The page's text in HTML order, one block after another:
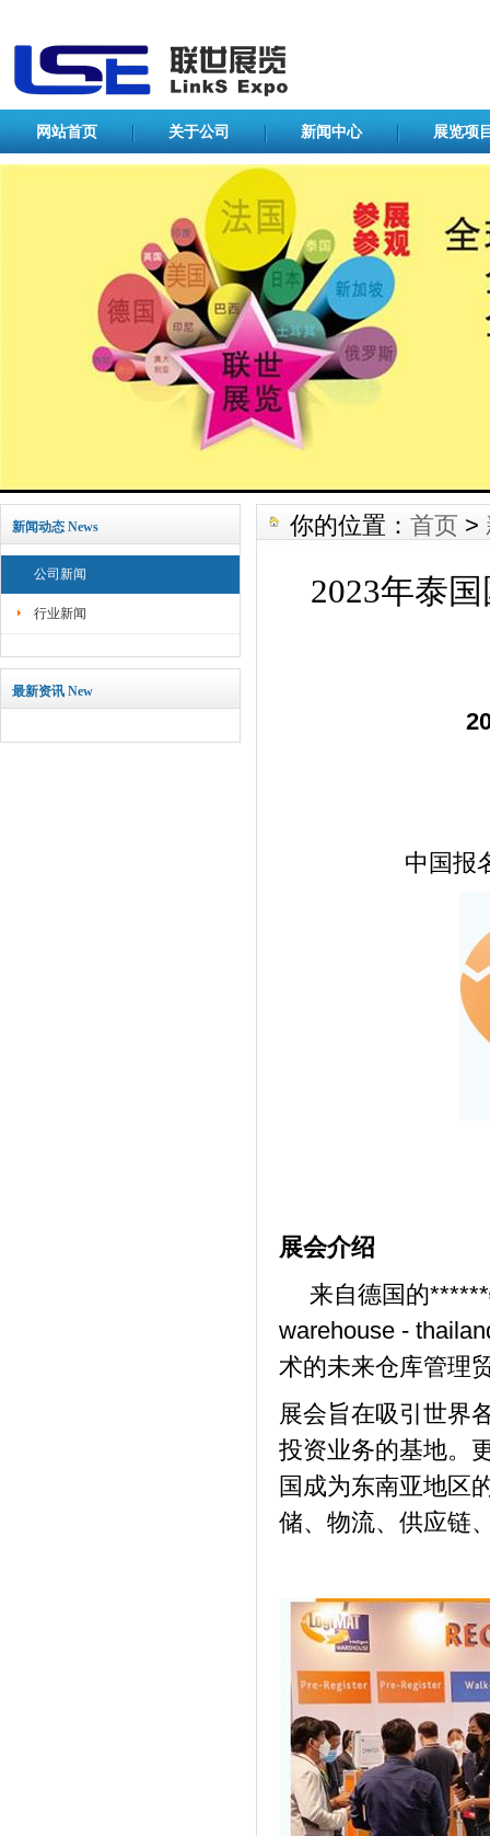
网站首页 关于公司 新闻中心 展览项
新闻动态 News
公司新闻
行业新闻
最新资讯 New
你的位置： 首页 >
2023年泰
中国报
展会介绍
来自德国的
warehouse -
术的未来仓库管理
展会旨在吸引世界
投资业务的基地。
国成为东南亚地区
储、物流、供应链